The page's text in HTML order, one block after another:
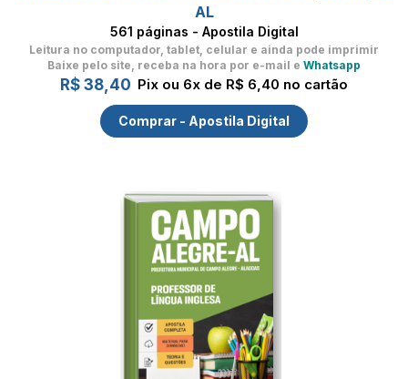
AL
561 páginas - Apostila Digital
Leitura no computador, tablet, celular e ainda pode imprimir
Baixe pelo site, receba na hora por e-mail e Whatsapp
R$ 38,40 Pix ou 6x de R$ 6,40 no cartão
Comprar - Apostila Digital